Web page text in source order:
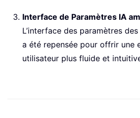
Interface de Paramètres IA
L’interface des paramètres
a été repensée pour offrir une
utilisateur plus fluide et